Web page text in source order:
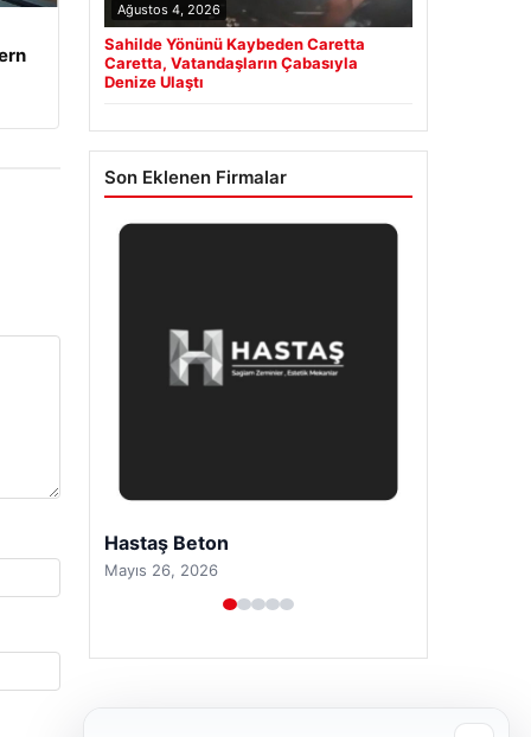
Ağustos 4, 2026
Sahilde Yönünü Kaybeden Caretta
Caretta, Vatandaşların Çabasıyla
Denize Ulaştı
Son Eklenen Firmalar
Prenses Night Club
Nisan 29, 2026